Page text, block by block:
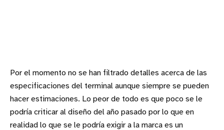
Por el momento no se han filtrado detalles acerca de las
especificaciones del terminal aunque siempre se pueden
hacer estimaciones. Lo peor de todo es que poco se le
podría criticar al diseño del año pasado por lo que en
realidad lo que se le podría exigir a la marca es un